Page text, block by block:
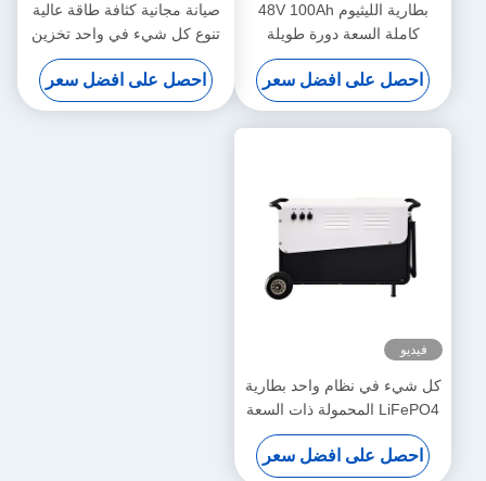
بطارية الليثيوم 48V 100Ah
كاملة السعة دورة طويلة
لتخزين الطاقة
احصل على افضل سعر
صيانة مجانية كثافة طاقة عالية
تنوع كل شيء في واحد تخزين
الطاقة للمنزل
احصل على افضل سعر
فيديو
كل شيء في نظام واحد بطارية
LiFePO4 المحمولة ذات السعة
الكبيرة لتخزين الطاقة المنزلية
احصل على افضل سعر